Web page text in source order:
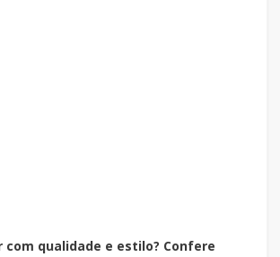
com qualidade e estilo? Confere